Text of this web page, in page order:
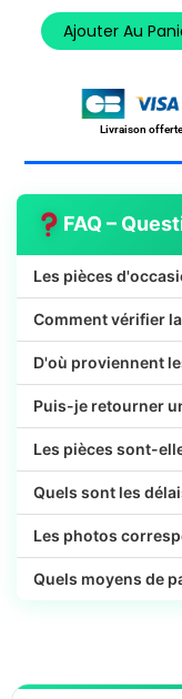
Carenage
Bas
0000
Ajouter Au
Livraison
FAQ –
Les pièces
Comment vérifier
D'où proviennent
Puis-je retourner
Les pièces sont-
Quels sont les
Les photos
Quels moyens de